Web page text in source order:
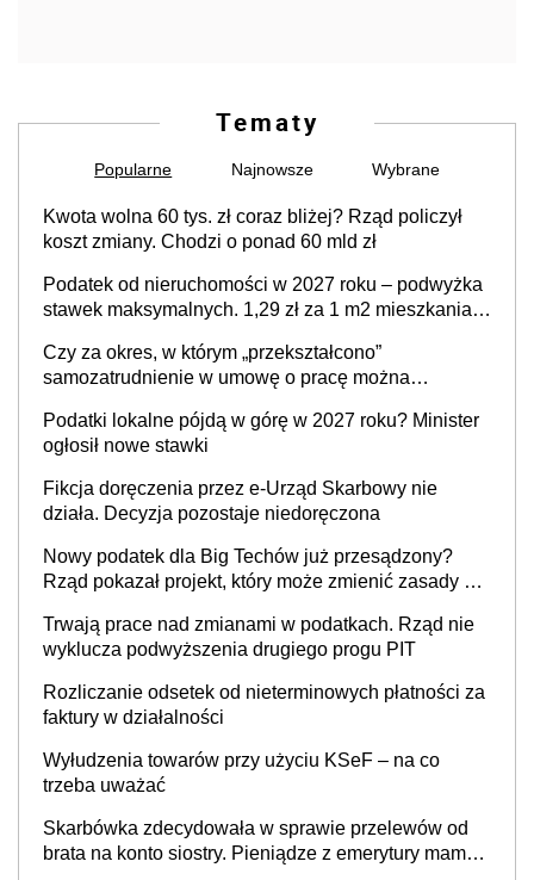
Tematy
Popularne Najnowsze Wybrane
Kwota wolna 60 tys. zł coraz bliżej? Rząd policzył
koszt zmiany. Chodzi o ponad 60 mld zł
Podatek od nieruchomości w 2027 roku – podwyżka
stawek maksymalnych. 1,29 zł za 1 m2 mieszkania,
prowadzeniem działalności gospodarczej
Czy za okres, w którym „przekształcono”
samozatrudnienie w umowę o pracę można
cywilnoprawnej jedynym racjonalnym wyjściem
Podatki lokalne pójdą w górę w 2027 roku? Minister
ogłosił nowe stawki
Fikcja doręczenia przez e-Urząd Skarbowy nie
działa. Decyzja pozostaje niedoręczona
Nowy podatek dla Big Techów już przesądzony?
Rząd pokazał projekt, który może zmienić zasady gry
Trwają prace nad zmianami w podatkach. Rząd nie
wyklucza podwyższenia drugiego progu PIT
Rozliczanie odsetek od nieterminowych płatności za
faktury w działalności
Wyłudzenia towarów przy użyciu KSeF – na co
trzeba uważać
Skarbówka zdecydowała w sprawie przelewów od
brata na konto siostry. Pieniądze z emerytury mamy